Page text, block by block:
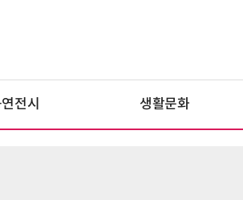
전시 생활문화